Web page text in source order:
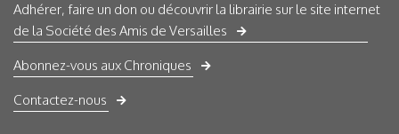
Adhérer, faire un don ou découvrir la librairie sur le site internet
de la Société des Amis de Versailles
Abonnez-vous aux Chroniques
Contactez-nous